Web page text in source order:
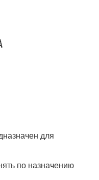
для
по назначению